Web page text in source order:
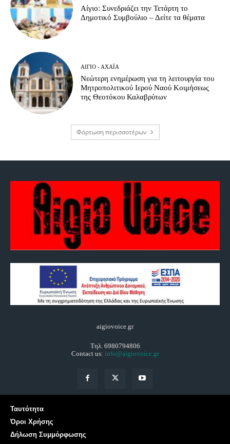
Αίγιο: Συνεδριάζει την Τετάρτη το
Δημοτικό Συμβούλιο – Δείτε τα θέματα
ΑΊΓΙΟ - ΑΧΑΪ́Α
Νεώτερη ενημέρωση για τη λειτουργία του
Μητροπολιτικού Ιερού Ναού Κοιμήσεως
της Θεοτόκου Καλαβρύτων
Φόρτωση περισσοτέρων
aigiovoice.gr
Τηλ. 6980794806
Contact us: info@aigiovoice.gr
Ταυτότητα
Όροι Χρήσης
Δήλωση Συμμόρφωσης